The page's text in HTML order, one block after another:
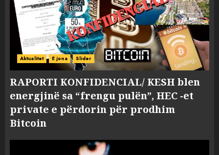
Aktualitet E jona Slider
RAPORTI KONFIDENCIAL/ KESH blen
energjinë sa “frengu pulën”, HEC -et
private e përdorin për prodhim
Bitcoin